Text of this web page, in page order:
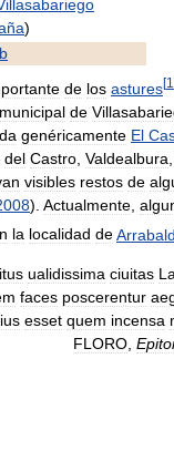
)
de los astures[1
municipal de
genéricamente El
del Castro Valdealbura
visibles restos de
). Actualmente
la localidad de
ualidissima ciuitas
faces poscerentur
esset quem incensa
FLORO,